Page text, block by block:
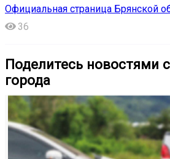
Официальная страница Брянской
36
Поделитесь новостями
города